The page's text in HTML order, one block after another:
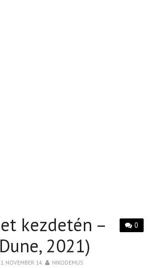
0
kezdetén –
2021)
NOVEMBER 14. NIKODEMUS